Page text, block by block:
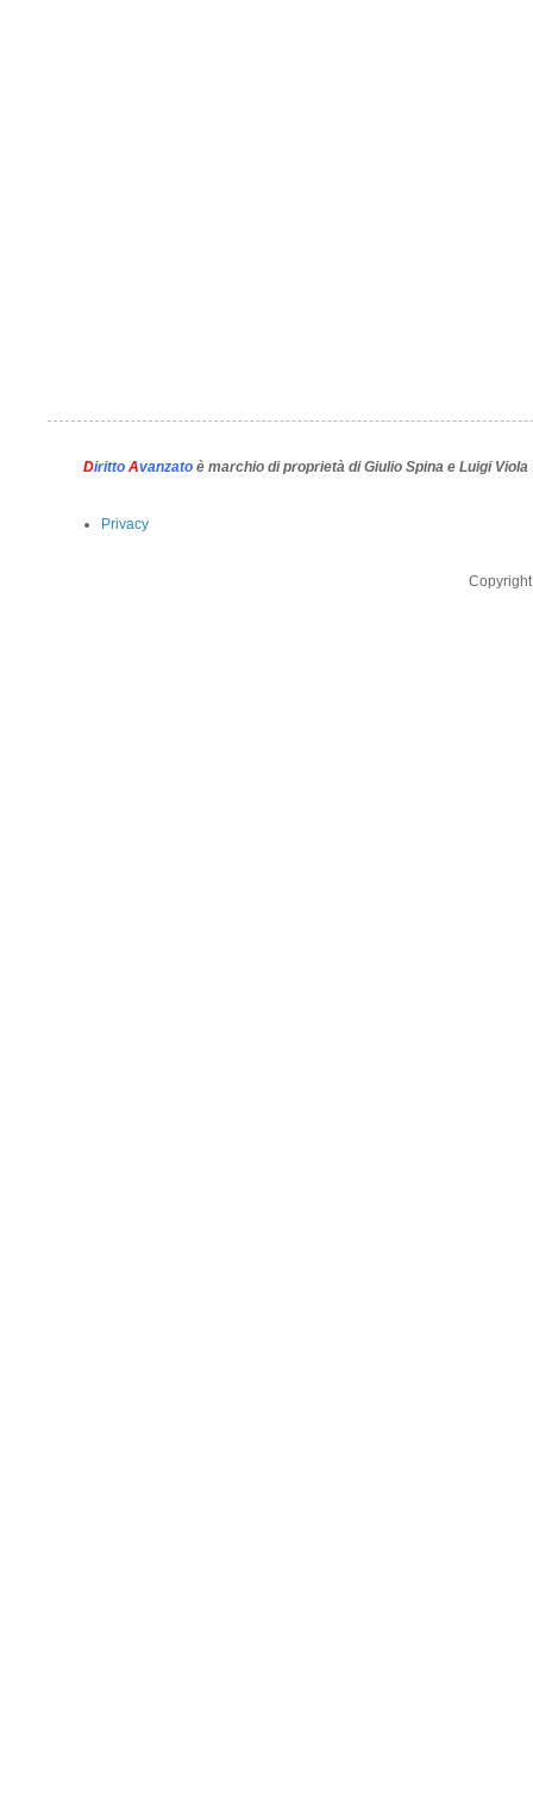
Diritto Avanzato è marchio di proprietà di Giulio Spina e Luigi Viola
Privacy